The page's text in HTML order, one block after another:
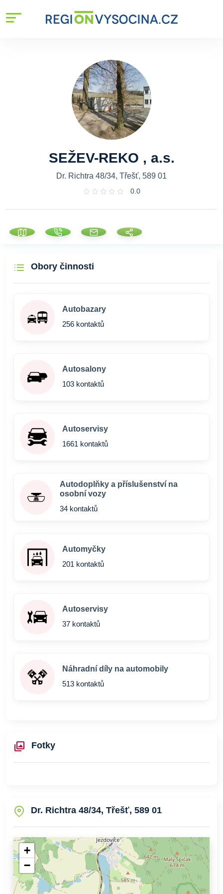
SEŽEV-REKO , a.s.
Dr. Richtra 48/34, Třešť, 589 01
0.0
Obory činnosti
Autobazary
256 kontaktů
Autosalony
103 kontaktů
Autoservisy
1661 kontaktů
Autodoplňky a příslušenství na
osobní vozy
34 kontaktů
Automyčky
201 kontaktů
Autoservisy
37 kontaktů
Náhradní díly na automobily
513 kontaktů
Fotky
Dr. Richtra 48/34, Třešť, 589 01
+
−